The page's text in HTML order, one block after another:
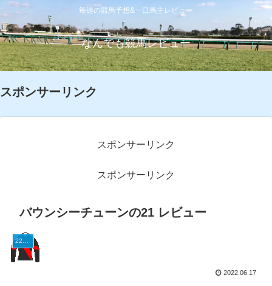
毎週の競馬予想&一口馬主レビュー
なんでも競馬レビュー
スポンサーリンク
スポンサーリンク
スポンサーリンク
バウンシーチューンの21 レビュー
2022.06.17